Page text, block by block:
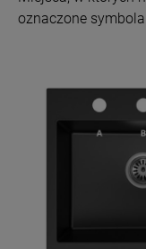
oznaczone